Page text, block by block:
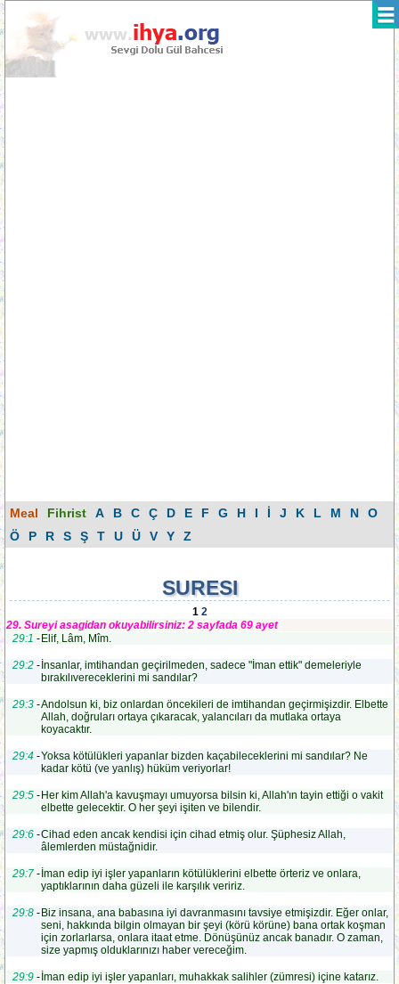
Meal Fihrist A B C Ç D E F G H I İ J K L M N
O
Ö
P R S Ş T U Ü V Y Z
SURESI
1 2
29. Sureyi asagidan okuyabilirsiniz: 2 sayfada 69 ayet
29:1 - Elif, Lâm, Mîm.
29:2 - İnsanlar, imtihandan geçirilmeden, sadece "İman ettik" demeleriyle
bırakılıvereceklerini mi sandılar?
29:3 -Andolsun ki, biz onlardan öncekileri de imtihandan geçirmişizdir. Elbette
Allah, doğruları ortaya çıkaracak, yalancıları da mutlaka ortaya
koyacaktır.
29:4 -Yoksa kötülükleri yapanlar bizden kaçabileceklerini mi sandılar? Ne
kadar kötü (ve yanlış) hüküm veriyorlar!
29:5 - Her kim Allah'a kavuşmayı umuyorsa bilsin ki, Allah'ın tayin ettiği o vakit
elbette gelecektir. O her şeyi işiten ve bilendir.
29:6 -Cihad eden ancak kendisi için cihad etmiş olur. Şüphesiz Allah,
âlemlerden müstağnidir.
29:7 - İman edip iyi işler yapanların kötülüklerini elbette örteriz ve onlara,
yaptıklarının daha güzeli ile karşılık veririz.
29:8 - Biz insana, ana babasına iyi davranmasını tavsiye etmişizdir. Eğer onlar,
seni, hakkında bilgin olmayan bir şeyi (körü körüne) bana ortak koşman
için zorlarlarsa, onlara itaat etme. Dönüşünüz ancak banadır. O zaman,
size yapmış olduklarınızı haber vereceğim.
29:9 - İman edip iyi işler yapanları, muhakkak salihler (zümresi) içine katarız.